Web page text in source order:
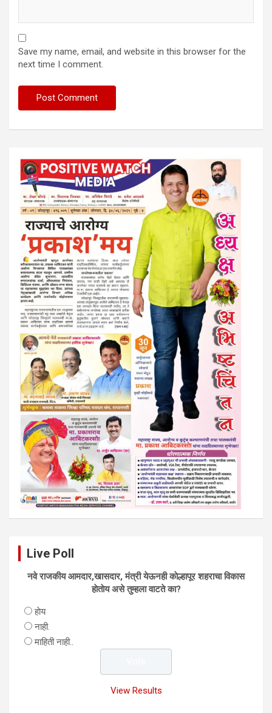
Save my name, email, and website in this browser for the
next time I comment.
Live Poll
नवे राजकीय आमदार,खासदार, मंत्री येऊनही काेल्हापूर शहराचा विकास
हाेताेय असे तुम्हला वाटते का?
हाेय
नाही.
माहिती नाही..
View Results